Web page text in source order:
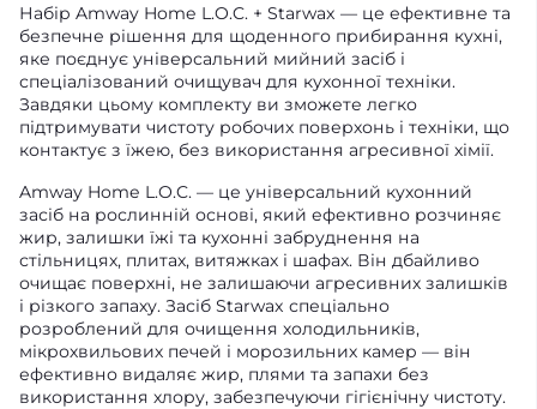
Набір Amway Home L.O.C. + Starwax — це ефективне та
безпечне рішення для щоденного прибирання кухні,
яке поєднує універсальний мийний засіб і
спеціалізований очищувач для кухонної техніки.
Завдяки цьому комплекту ви зможете легко
підтримувати чистоту робочих поверхонь і техніки, що
контактує з їжею, без використання агресивної хімії.
Amway Home L.O.C. — це універсальний кухонний
засіб на рослинній основі, який ефективно розчиняє
жир, залишки їжі та кухонні забруднення на
стільницях, плитах, витяжках і шафах. Він дбайливо
очищає поверхні, не залишаючи агресивних залишків
і різкого запаху. Засіб Starwax спеціально
розроблений для очищення холодильників,
мікрохвильових печей і морозильних камер — він
ефективно видаляє жир, плями та запахи без
використання хлору, забезпечуючи гігієнічну чистоту.